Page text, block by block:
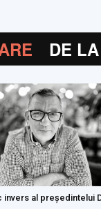
DE
invers al președintelui